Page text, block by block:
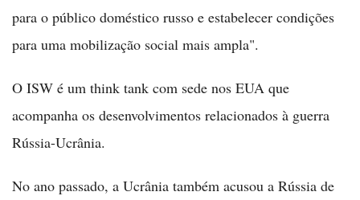
para o público doméstico russo e estabelecer condições
para uma mobilização social mais ampla".
O ISW é um think tank com sede nos EUA que
acompanha os desenvolvimentos relacionados à guerra
Rússia-Ucrânia.
No ano passado, a Ucrânia também acusou a Rússia de